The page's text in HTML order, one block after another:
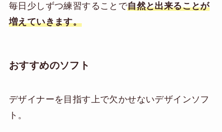
毎日少しずつ練習することで自然と出来ることが
増えていきます。
おすすめのソフト
デザイナーを目指す上で欠かせないデザインソフ
ト。